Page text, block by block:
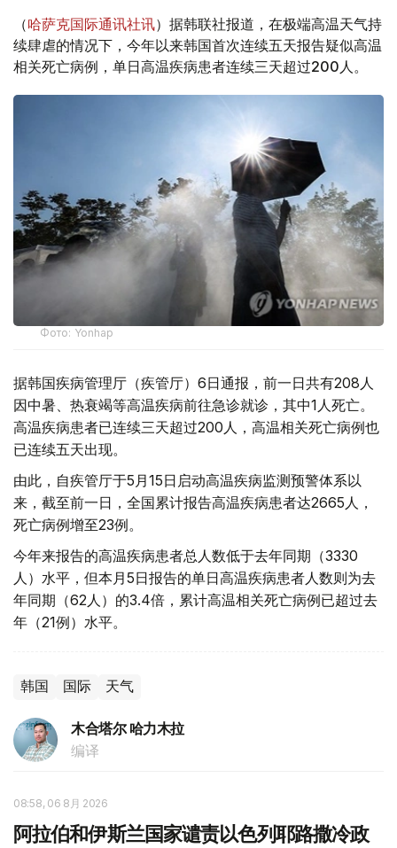
（哈萨克国际通讯社讯）据韩联社报道，在极端高温天气持
续肆虐的情况下，今年以来韩国首次连续五天报告疑似高温
相关死亡病例，单日高温疾病患者连续三天超过200人。
Фото: Yonhap
据韩国疾病管理厅（疾管厅）6日通报，前一日共有208人
因中暑、热衰竭等高温疾病前往急诊就诊，其中1人死亡。
高温疾病患者已连续三天超过200人，高温相关死亡病例也
已连续五天出现。
由此，自疾管厅于5月15日启动高温疾病监测预警体系以
来，截至前一日，全国累计报告高温疾病患者达2665人，
死亡病例增至23例。
今年来报告的高温疾病患者总人数低于去年同期（3330
人）水平，但本月5日报告的单日高温疾病患者人数则为去
年同期（62人）的3.4倍，累计高温相关死亡病例已超过去
年（21例）水平。
韩国 国际 天气
木合塔尔 哈力木拉
编译
08:58, 06 8月 2026
阿拉伯和伊斯兰国家谴责以色列耶路撒冷政